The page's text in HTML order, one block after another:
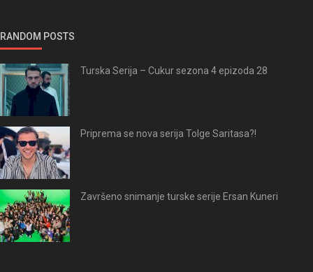
RANDOM POSTS
Turska Serija – Cukur sezona 4 epizoda 28
Priprema se nova serija Tolge Saritasa?!
Završeno snimanje turske serije Ersan Kuneri